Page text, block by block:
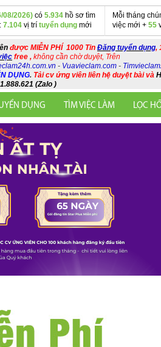
08/2026) có 5.934 hồ sơ tìm
7.104 vị trí tuyển dụng mới
Mỗi tháng
việc mới + 55
được MIỄN PHÍ 1000 Tin Đăng tuyển dụng,
free , không cần chờ duyệt, Trên
- Vuavieclam.com -
DỤNG. Tải cv ứng viên liên hệ duyệt bài và
(Zalo )
DỤNG TÌM VIỆC LÀM LỌC